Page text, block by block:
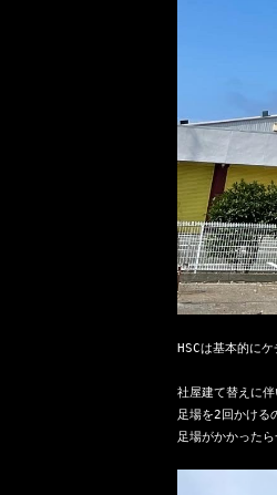
HSCは基本的にケ
社屋建て替えに
足場を2回かける
足場がかかった